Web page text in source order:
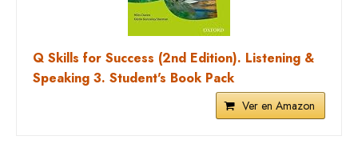
Q Skills for Success (2nd Edition). Listening &
Speaking 3. Student's Book Pack
Ver en Amazon